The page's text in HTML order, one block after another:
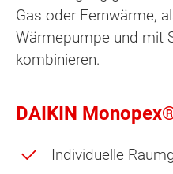
Gas oder Fernwärme,
Wärmepumpe und mit
kombinieren.
DAIKIN
Individuelle